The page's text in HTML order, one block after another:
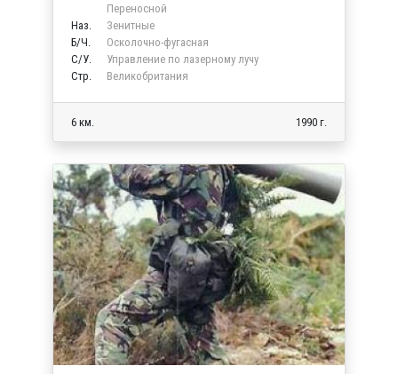
Переносной
Наз.
Зенитные
Б/Ч.
Осколочно-фугасная
C/У.
Управление по лазерному лучу
Стр.
Великобритания
6 км. 1990 г.